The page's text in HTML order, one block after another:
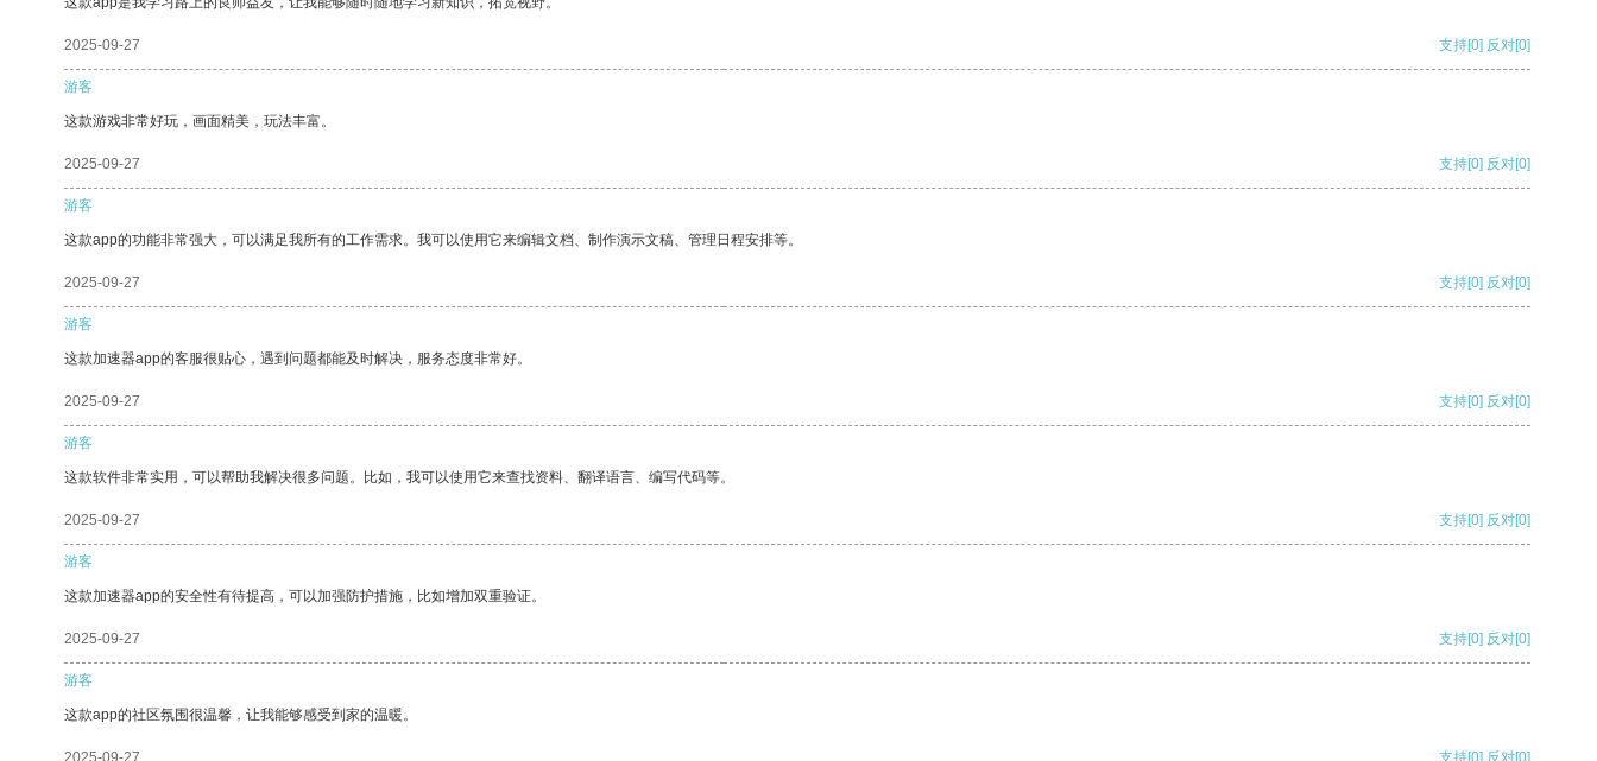
2025-09-27 支持[0] 反对[0]
游客
这款游戏非常好玩，画面精美，玩法丰富。
2025-09-27 支持[0] 反对[0]
游客
这款app的功能非常强大，可以满足我所有的工作需求。我可以使用它来编辑文档、制作演示文稿、管理日程安排等。
2025-09-27 支持[0] 反对[0]
游客
这款加速器app的客服很贴心，遇到问题都能及时解决，服务态度非常好。
2025-09-27 支持[0] 反对[0]
游客
这款软件非常实用，可以帮助我解决很多问题。比如，我可以使用它来查找资料、翻译语言、编写代码等。
2025-09-27 支持[0] 反对[0]
游客
这款加速器app的安全性有待提高，可以加强防护措施，比如增加双重验证。
2025-09-27 支持[0] 反对[0]
游客
这款app的社区氛围很温馨，让我能够感受到家的温暖。
2025-09-27 支持[0] 反对[0]